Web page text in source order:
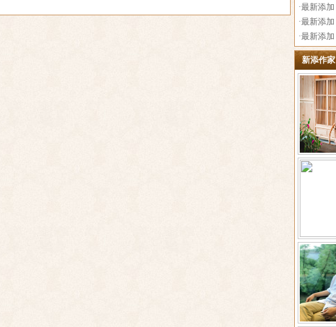
·最新添加
·最新添加
·最新添加
新添作家